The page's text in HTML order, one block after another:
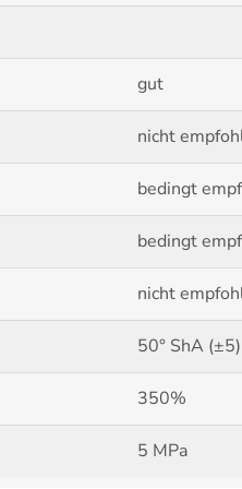
gut
nicht
bedingt
bedingt
nicht
50° ShA (±5)
350%
5 MPa